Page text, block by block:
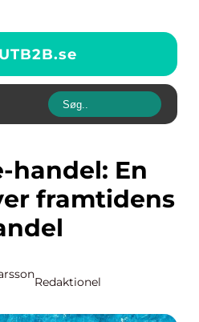
se
framtidens
Redaktionel